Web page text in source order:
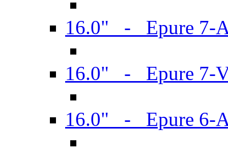
16.0" - Epure 7-
16.0" - Epure 7-
16.0" - Epure 6-